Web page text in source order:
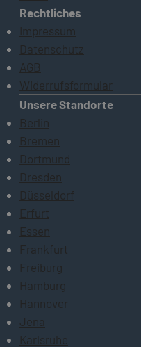
Rechtliches
Impressum
Datenschutz
AGB
Widerrufsformular
Unsere Standorte
Berlin
Bremen
Dortmund
Dresden
Düsseldorf
Erfurt
Essen
Frankfurt
Freiburg
Hamburg
Hannover
Jena
Karlsruhe